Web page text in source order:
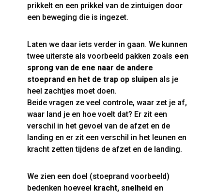
prikkelt en een prikkel van de zintuigen door
een beweging die is ingezet.
Laten we daar iets verder in gaan. We kunnen
twee uiterste als voorbeeld pakken zoals een
sprong van de ene naar de andere
stoeprand en het de trap op sluipen als je
heel zachtjes moet doen.
Beide vragen ze veel controle, waar zet je af,
waar land je en hoe voelt dat? Er zit een
verschil in het gevoel van de afzet en de
landing en er zit een verschil in het leunen en
kracht zetten tijdens de afzet en de landing.
We zien een doel (stoeprand voorbeeld)
bedenken hoeveel kracht, snelheid en